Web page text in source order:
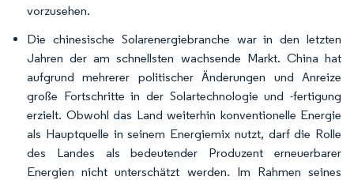
vorzusehen.
Die chinesische Solarenergiebranche war in den letzten
Jahren der am schnellsten wachsende Markt. China hat
aufgrund mehrerer politischer Änderungen und Anreize
große Fortschritte in der Solartechnologie und -fertigung
erzielt. Obwohl das Land weiterhin konventionelle Energie
als Hauptquelle in seinem Energiemix nutzt, darf die Rolle
des Landes als bedeutender Produzent erneuerbarer
Energien nicht unterschätzt werden. Im Rahmen seines